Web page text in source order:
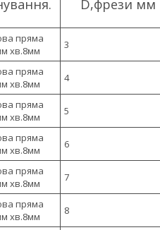
D,фрези мм
пряма
хв.8мм
3
пряма
хв.8мм
4
пряма
хв.8мм
5
пряма
хв.8мм
6
пряма
хв.8мм
7
пряма
хв.8мм
8